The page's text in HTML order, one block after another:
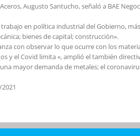
Augusto Santucho, señaló a BAE
en política industrial del Gobierno,
bienes de capital; construcción».
con observar lo que ocurre con los
y el Covid limita «, amplió el también
mayor demanda de metales; el